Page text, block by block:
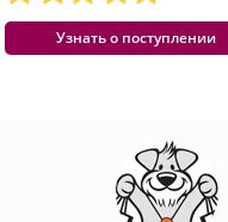
Узнать о поступлении